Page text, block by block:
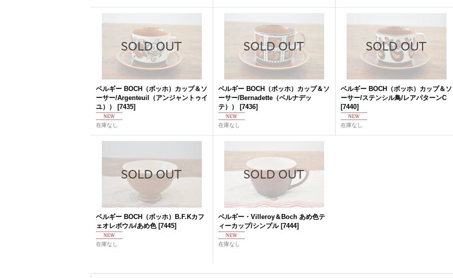
ベルギー BOCH（ボッホ）カップ＆ソ
ーサー/Argenteuil（アンジャントゥイ
ユ））
[7435]
在庫なし
ベルギー BOCH（ボッホ）カップ＆ソ
ーサー/Bernadette（ベルナデッ
テ））
[7436]
在庫なし
ベルギー BOCH（ボッホ）カップ＆ソ
ーサー/ステンシル鳥/レアパターンC
[7440]
在庫なし
ベルギー BOCH（ボッホ）B.F.Kカフ
ェオレボウル/あめ色 [7445]
在庫なし
ベルギー・Villeroy＆Boch あめ色テ
ィーカップ/シンプル [7444]
在庫なし